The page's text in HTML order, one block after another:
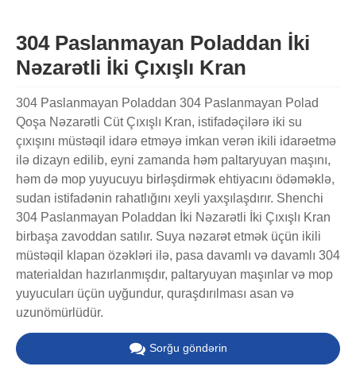
304 Paslanmayan Poladdan İki
Nəzarətli İki Çıxışlı Kran
304 Paslanmayan Poladdan 304 Paslanmayan Polad
Qoşa Nəzarətli Cüt Çıxışlı Kran, istifadəçilərə iki su
çıxışını müstəqil idarə etməyə imkan verən ikili idarəetmə
ilə dizayn edilib, eyni zamanda həm paltaryuyan maşını,
həm də mop yuyucuyu birləşdirmək ehtiyacını ödəməklə,
sudan istifadənin rahatlığını xeyli yaxşılaşdırır. Shenchi
304 Paslanmayan Poladdan İki Nəzarətli İki Çıxışlı Kran
birbaşa zavoddan satılır. Suya nəzarət etmək üçün ikili
müstəqil klapan özəkləri ilə, pasa davamlı və davamlı 304
materialdan hazırlanmışdır, paltaryuyan maşınlar və mop
yuyucuları üçün uyğundur, quraşdırılması asan və
uzunömürlüdür.
Sorğu göndərin